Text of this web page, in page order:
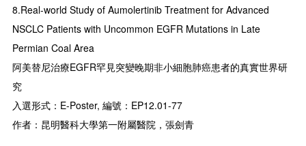
8.Real-world Study of Aumolertinib Treatment for Advanced
NSCLC Patients with Uncommon EGFR Mutations in Late
Permian Coal Area
阿美替尼治療EGFR罕見突變晚期非小細胞肺癌患者的真實世界研
究
入選形式：E-Poster, 編號：EP12.01-77
作者：昆明醫科大學第一附屬醫院，張劍青